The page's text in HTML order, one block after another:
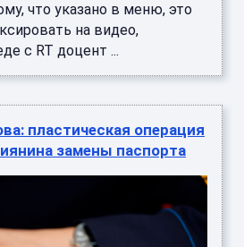
что указано в меню, это
на видео,
с RT доцент ...
пластическая операция
замены паспорта